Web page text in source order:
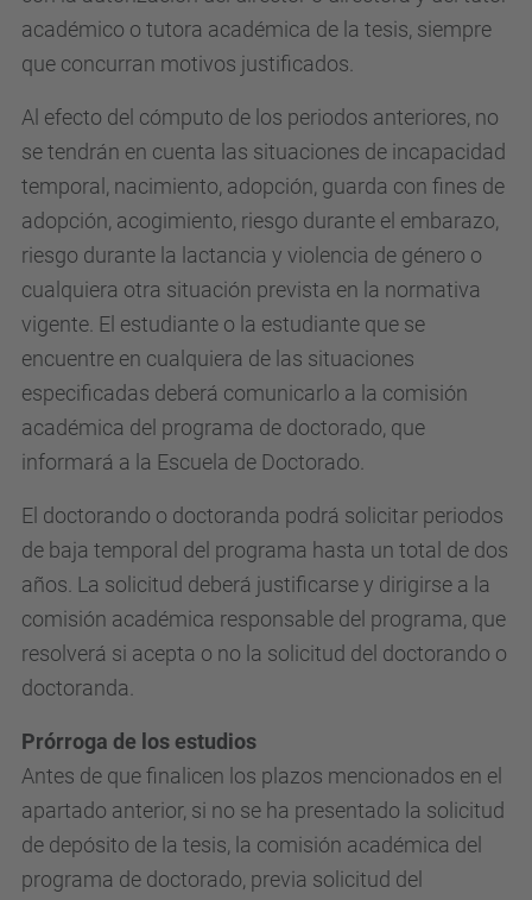
académico o tutora académica de la tesis, siempre
que concurran motivos justificados.
Al efecto del cómputo de los periodos anteriores, no
se tendrán en cuenta las situaciones de incapacidad
temporal, nacimiento, adopción, guarda con fines de
adopción, acogimiento, riesgo durante el embarazo,
riesgo durante la lactancia y violencia de género o
cualquiera otra situación prevista en la normativa
vigente. El estudiante o la estudiante que se
encuentre en cualquiera de las situaciones
especificadas deberá comunicarlo a la comisión
académica del programa de doctorado, que
informará a la Escuela de Doctorado.
El doctorando o doctoranda podrá solicitar periodos
de baja temporal del programa hasta un total de dos
años. La solicitud deberá justificarse y dirigirse a la
comisión académica responsable del programa, que
resolverá si acepta o no la solicitud del doctorando o
doctoranda.
Prórroga de los estudios
Antes de que finalicen los plazos mencionados en el
apartado anterior, si no se ha presentado la solicitud
de depósito de la tesis, la comisión académica del
programa de doctorado, previa solicitud del